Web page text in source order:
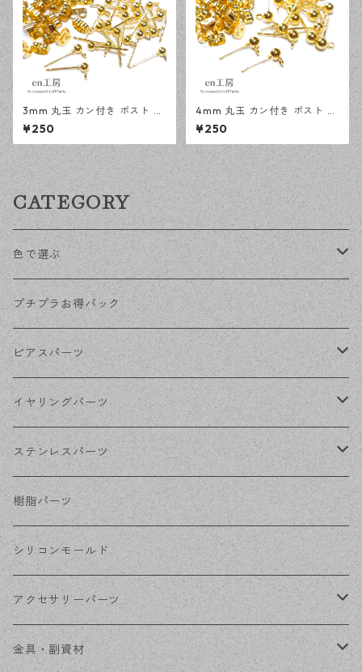
3mm 丸玉 カン付き ポスト ピ
アス ゴールド 20ピース 金属
キャッチ ピアスパーツ 【en工
房】
¥250
4mm 丸玉 カン付き ポスト ピ
アス ゴールド 20ピース 金属
キャッチ ピアスパーツ 【en工
房】
¥250
CATEGORY
色で選ぶ
KCゴールド
ゴールド
シルバー
ホワイトシルバー
ステンレス・シルバー
ステンレス・ゴールド
プチプラお得パック
ピアスパーツ
ポストピアス
フックピアス
その他ピアス
イヤリングパーツ
ネジばねイヤリング
クリップイヤリング
ノンホールピアス
ステンレスパーツ
ステンレスピアス
ステンレスイヤリング
ステンレスチェーン
ステンレス金具
樹脂パーツ
シリコンモールド
アクセサリーパーツ
デザイン丸カン
金具・副資材